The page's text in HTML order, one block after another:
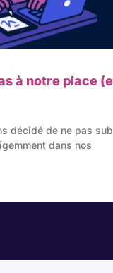
à notre place
décidé de ne pas
dans nos